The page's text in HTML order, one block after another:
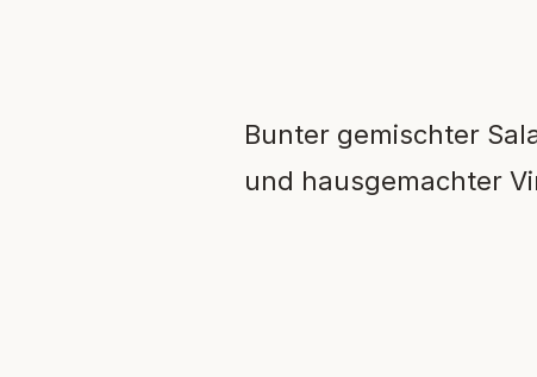
Bunter gemischter
und hausgemachter